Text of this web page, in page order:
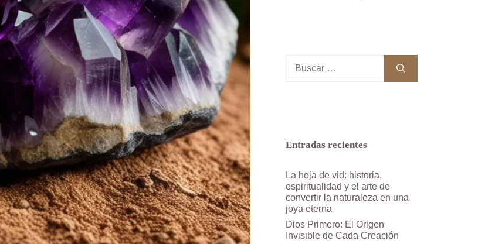
Entradas recientes
La hoja de vid: historia,
espiritualidad y el arte de
convertir la naturaleza en una
joya eterna
Dios Primero: El Origen
Invisible de Cada Creación